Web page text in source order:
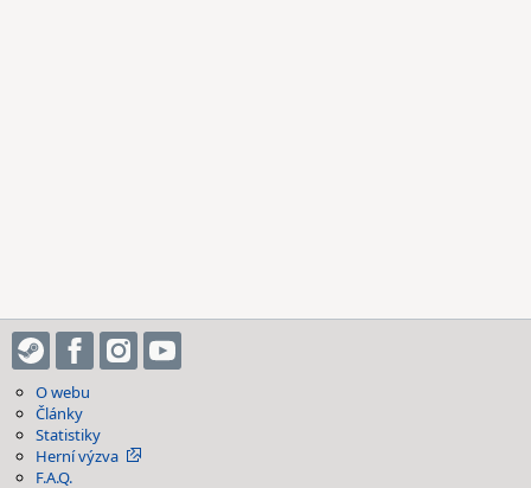
O webu
Články
Statistiky
Herní výzva
F.A.Q.